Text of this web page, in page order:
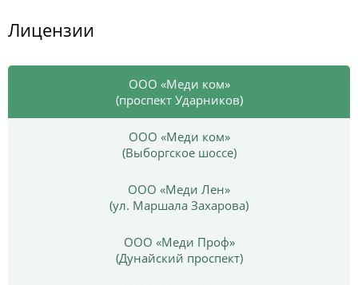
Лицензии
ООО «Меди ком»
(проспект Ударников)
ООО «Меди ком»
(Выборгское шоссе)
ООО «Меди Лен»
(ул. Маршала Захарова)
ООО «Меди Проф»
(Дунайский проспект)